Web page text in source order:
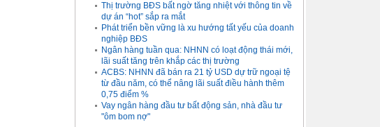
Thị trường BĐS bất ngờ tăng nhiệt với thông tin về
dự án “hot” sắp ra mắt
Phát triển bền vững là xu hướng tất yếu của doanh
nghiệp BĐS
Ngân hàng tuần qua: NHNN có loạt động thái mới,
lãi suất tăng trên khắp các thị trường
ACBS: NHNN đã bán ra 21 tỷ USD dự trữ ngoại tệ
từ đầu năm, có thể nâng lãi suất điều hành thêm
0,75 điểm %
Vay ngân hàng đầu tư bất động sản, nhà đầu tư
"ôm bom nợ"